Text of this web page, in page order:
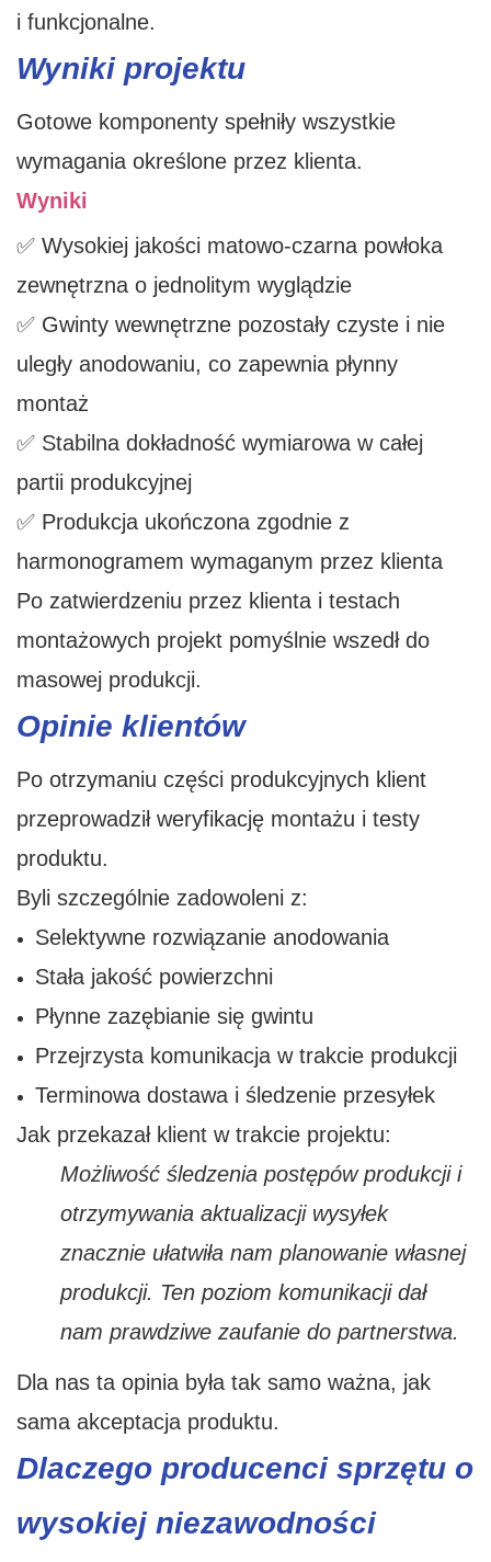
i funkcjonalne.
Wyniki projektu
Gotowe komponenty spełniły wszystkie
wymagania określone przez klienta.
Wyniki
✅ Wysokiej jakości matowo-czarna powłoka
zewnętrzna o jednolitym wyglądzie
✅ Gwinty wewnętrzne pozostały czyste i nie
uległy anodowaniu, co zapewnia płynny
montaż
✅ Stabilna dokładność wymiarowa w całej
partii produkcyjnej
✅ Produkcja ukończona zgodnie z
harmonogramem wymaganym przez klienta
Po zatwierdzeniu przez klienta i testach
montażowych projekt pomyślnie wszedł do
masowej produkcji.
Opinie klientów
Po otrzymaniu części produkcyjnych klient
przeprowadził weryfikację montażu i testy
produktu.
Byli szczególnie zadowoleni z:
Selektywne rozwiązanie anodowania
Stała jakość powierzchni
Płynne zazębianie się gwintu
Przejrzysta komunikacja w trakcie produkcji
Terminowa dostawa i śledzenie przesyłek
Jak przekazał klient w trakcie projektu:
Możliwość śledzenia postępów produkcji i
otrzymywania aktualizacji wysyłek
znacznie ułatwiła nam planowanie własnej
produkcji. Ten poziom komunikacji dał
nam prawdziwe zaufanie do partnerstwa.
Dla nas ta opinia była tak samo ważna, jak
sama akceptacja produktu.
Dlaczego producenci sprzętu o
wysokiej niezawodności